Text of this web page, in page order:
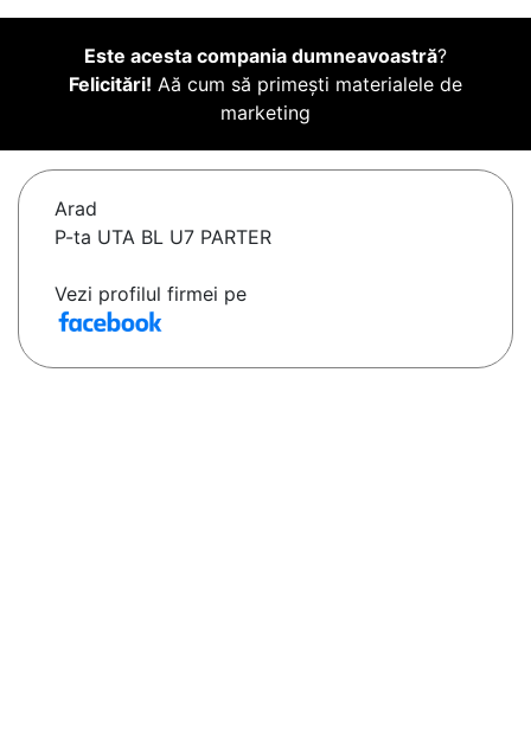
Este acesta compania dumneavoastră?
Felicitări! Aă cum să primești materialele de
marketing
Arad
P-ta UTA BL U7 PARTER
Vezi profilul firmei pe